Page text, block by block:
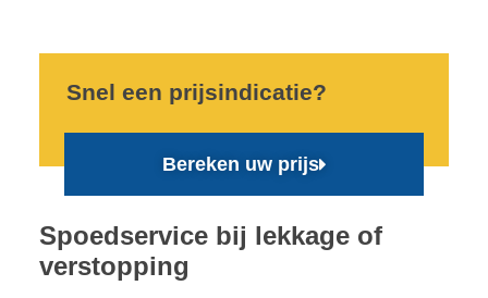
Snel een prijsindicatie?
Bereken uw prijs
Spoedservice bij lekkage of
verstopping